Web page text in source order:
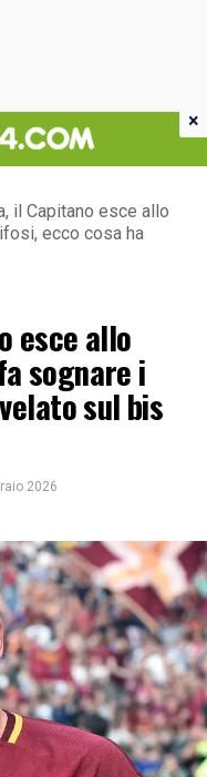
il Capitano esce allo
ecco cosa ha
esce allo
sognare i
sul bis
2026
×